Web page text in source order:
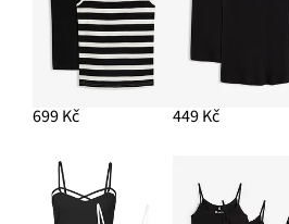
699 Kč 449 Kč